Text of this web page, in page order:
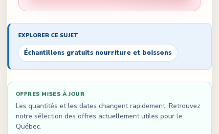
EXPLORER CE SUJET
Échantillons gratuits nourriture et boissons
OFFRES MISES À JOUR
Les quantités et les dates changent rapidement. Retrouvez
notre sélection des offres actuellement utiles pour le
Québec.